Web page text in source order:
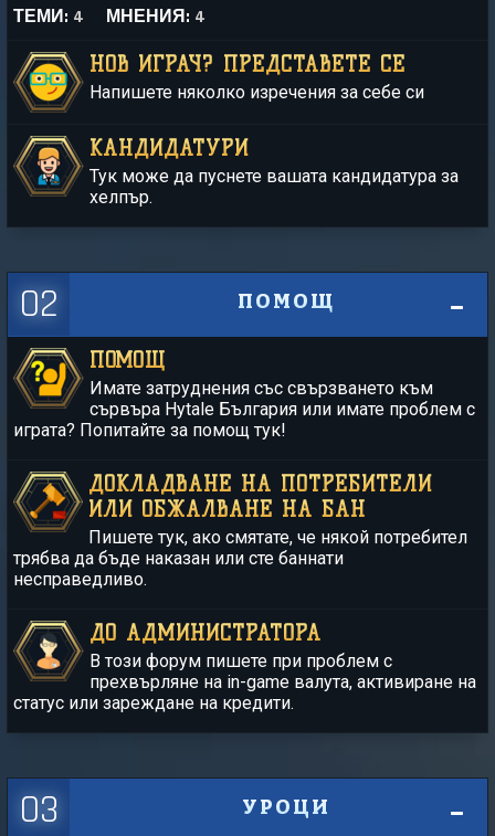
ТЕМИ: 4 МНЕНИЯ: 4
НОВ ИГРАЧ? ПРЕДСТАВЕТЕ СЕ
Напишете няколко изречения за себе си
КАНДИДАТУРИ
Тук може да пуснете вашата кандидатура за
хелпър.
02 ПОМОЩ
ПОМОЩ
Имате затруднения със свързването към
сървъра Hytale България или имате проблем с
играта? Попитайте за помощ тук!
ДОКЛАДВАНЕ НА ПОТРЕБИТЕЛИ
ИЛИ ОБЖАЛВАНЕ НА БАН
Пишете тук, ако смятате, че някой потребител
трябва да бъде наказан или сте баннати
несправедливо.
ДО АДМИНИСТРАТОРА
В този форум пишете при проблем с
прехвърляне на in-game валута, активиране на
статус или зареждане на кредити.
03 УРОЦИ